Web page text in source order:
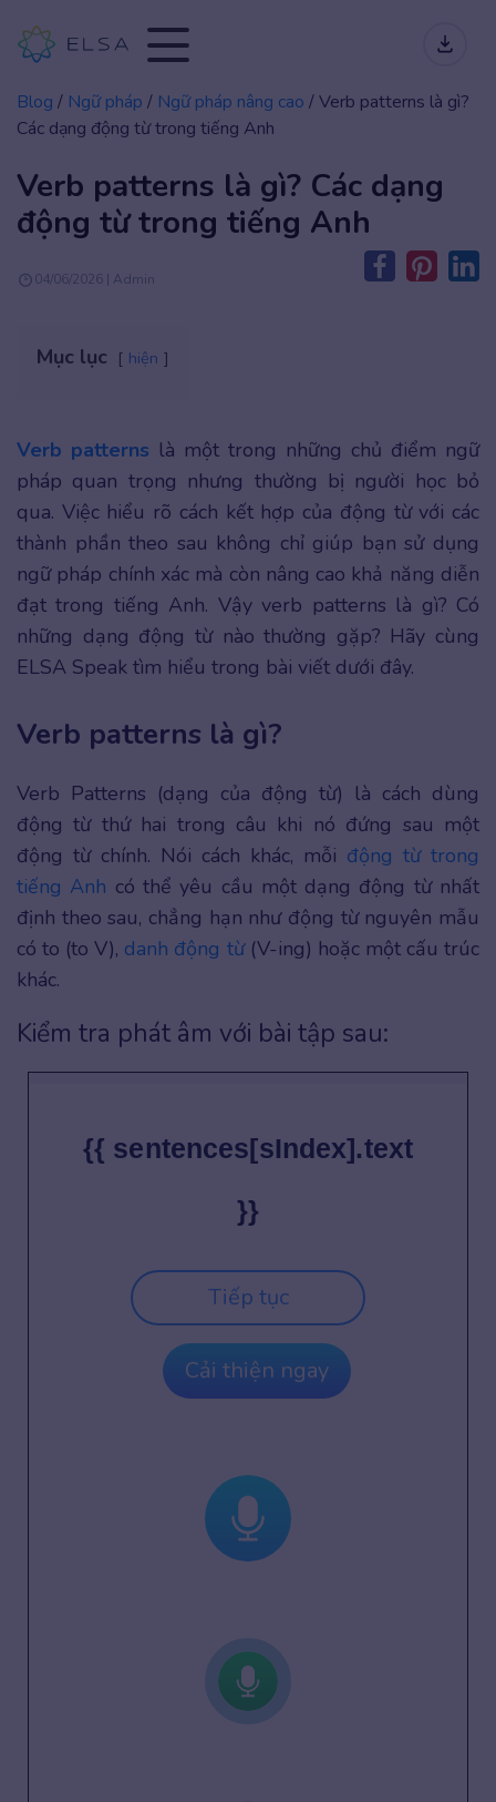
Blog / Ngữ pháp / Ngữ pháp nâng cao /Verb patterns là gì?
Các dạng động từ trong tiếng Anh
Verb patterns là gì? Các dạng
động từ trong tiếng Anh
04/06/2026 | Admin
Mục lục hiện
Verb patterns là một trong những chủ điểm ngữ
pháp quan trọng nhưng thường bị người học bỏ
qua. Việc hiểu rõ cách kết hợp của động từ với các
thành phần theo sau không chỉ giúp bạn sử dụng
ngữ pháp chính xác mà còn nâng cao khả năng diễn
đạt trong tiếng Anh. Vậy verb patterns là gì? Có
những dạng động từ nào thường gặp? Hãy cùng
ELSA Speak tìm hiểu trong bài viết dưới đây.
Verb patterns là gì?
Verb Patterns (dạng của động từ) là cách dùng
động từ thứ hai trong câu khi nó đứng sau một
động từ chính. Nói cách khác, mỗi động từ trong
tiếng Anh có thể yêu cầu một dạng động từ nhất
định theo sau, chẳng hạn như động từ nguyên mẫu
có to (to V), danh động từ(V-ing) hoặc một cấu trúc
khác.
Kiểm tra phát âm với bài tập sau:
{{ sentences[sIndex].text
}}
Tiếp tục
Cải thiện ngay